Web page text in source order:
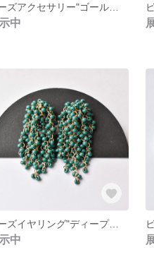
中
ビーズイヤリング"ディープグリーンミディアム"
中